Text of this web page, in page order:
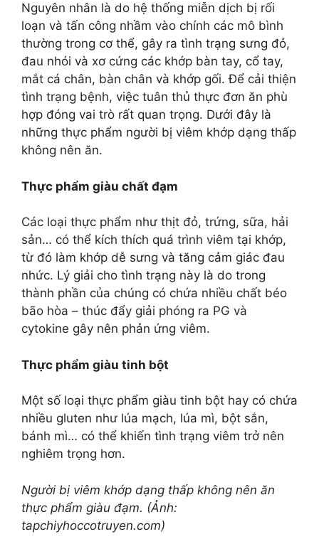
Nguyên nhân là do hệ thống miễn dịch bị rối
loạn và tấn công nhầm vào chính các mô bình
thường trong cơ thể, gây ra tình trạng sưng đỏ,
đau nhói và xơ cứng các khớp bàn tay, cổ tay,
mắt cá chân, bàn chân và khớp gối. Để cải thiện
tình trạng bệnh, việc tuân thủ thực đơn ăn phù
hợp đóng vai trò rất quan trọng. Dưới đây là
những thực phẩm người bị viêm khớp dạng thấp
không nên ăn.
Thực phẩm giàu chất đạm
Các loại thực phẩm như thịt đỏ, trứng, sữa, hải
sản… có thể kích thích quá trình viêm tại khớp,
từ đó làm khớp dễ sưng và tăng cảm giác đau
nhức. Lý giải cho tình trạng này là do trong
thành phần của chúng có chứa nhiều chất béo
bão hòa – thúc đẩy giải phóng ra PG và
cytokine gây nên phản ứng viêm.
Thực phẩm giàu tinh bột
Một số loại thực phẩm giàu tinh bột hay có chứa
nhiều gluten như lúa mạch, lúa mì, bột sắn,
bánh mì… có thể khiến tình trạng viêm trở nên
nghiêm trọng hơn.
Người bị viêm khớp dạng thấp không nên ăn
thực phẩm giàu đạm. (Ảnh:
tapchiyhoccotruyen.com)